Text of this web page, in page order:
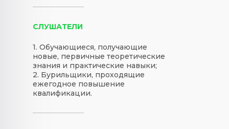
СЛУШАТЕЛИ
1. Обучающиеся, получающие
новые, первичные теоретические
знания и практические навыки;
2. Бурильщики, проходящие
ежегодное повышение
квалификации.